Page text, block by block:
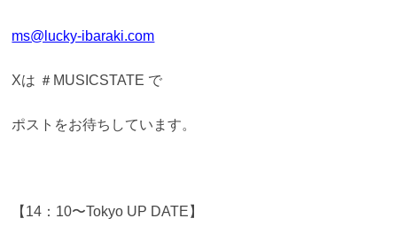
ms@lucky-ibaraki.com
Xは ＃MUSICSTATE で
ポストをお待ちしています。
【14：10〜Tokyo UP DATE】